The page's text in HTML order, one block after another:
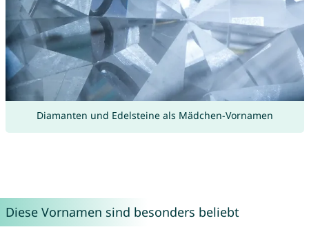
Diamanten und Edelsteine als Mädchen-Vornamen
Diese Vornamen sind besonders beliebt